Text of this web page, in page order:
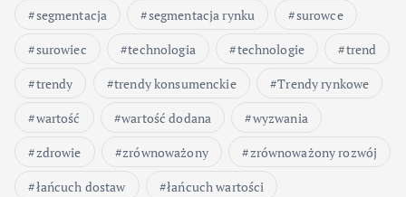
i
s
ó
w
segmentacja
segmentacja rynku
surowce
surowiec
technologia technologie
trend
trendy
trendy konsumenckie
Trendy rynkowe
wartość
wartość dodana
wyzwania
zdrowie
zrównoważony
zrównoważony rozwój
łańcuch dostaw
łańcuch wartości